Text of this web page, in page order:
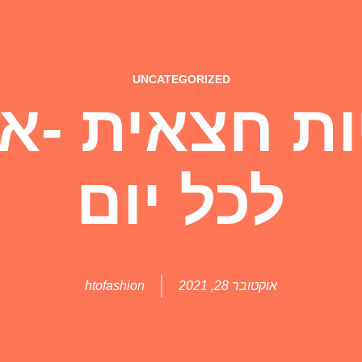
UNCATEGORIZED
חצאית -
לכל יום
אוקטובר 28, 2021 htofashion